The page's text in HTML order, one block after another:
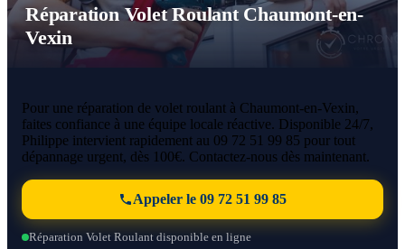
Réparation Volet Roulant Chaumont-en-
Vexin
Pour une réparation de volet roulant à Chaumont-en-Vexin,
faites confiance à une équipe locale réactive. Disponible 24/7,
Philippe intervient rapidement au 09 72 51 99 85 pour tout
dépannage urgent, dès 100€. Contactez-nous dès maintenant.
Appeler le 09 72 51 99 85
Réparation Volet Roulant disponible en ligne